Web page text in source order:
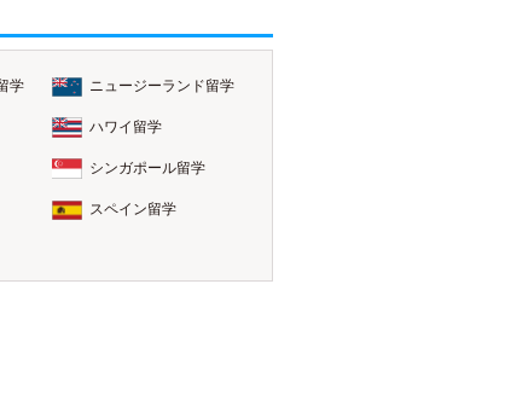
学 ニュージーランド留学
ハワイ留学
シンガポール留学
スペイン留学